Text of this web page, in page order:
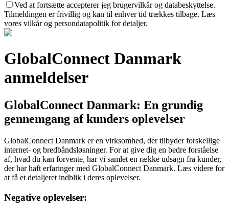
Ved at fortsætte accepterer jeg brugervilkår og databeskyttelse.
Tilmeldingen er frivillig og kan til enhver tid trækkes tilbage. Læs
vores vilkår og persondatapolitik for detaljer.
GlobalConnect Danmark
anmeldelser
GlobalConnect Danmark: En grundig
gennemgang af kunders oplevelser
GlobalConnect Danmark er en virksomhed, der tilbyder forskellige
internet- og bredbåndsløsninger. For at give dig en bedre forståelse
af, hvad du kan forvente, har vi samlet en række udsagn fra kunder,
der har haft erfaringer med GlobalConnect Danmark. Læs videre for
at få et detaljeret indblik i deres oplevelser.
Negative oplevelser: